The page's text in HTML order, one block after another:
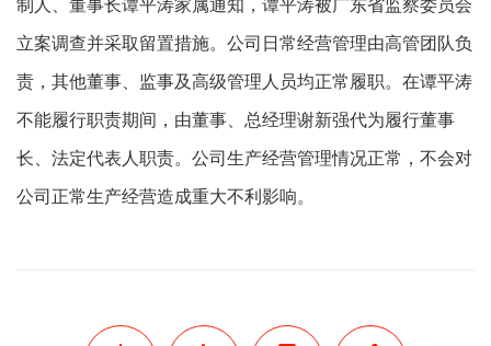
立案调查并采取留置措施。公司日常经营管理由高管团队负
责，其他董事、监事及高级管理人员均正常履职。在谭平涛
不能履行职责期间，由董事、总经理谢新强代为履行董事
长、法定代表人职责。公司生产经营管理情况正常，不会对
公司正常生产经营造成重大不利影响。